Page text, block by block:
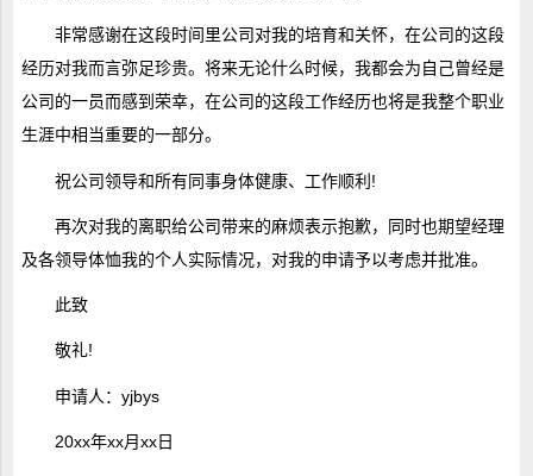
非常感谢在这段时间里公司对我的培育和关怀，在公司的这段
经历对我而言弥足珍贵。将来无论什么时候，我都会为自己曾经是
公司的一员而感到荣幸，在公司的这段工作经历也将是我整个职业
生涯中相当重要的一部分。
祝公司领导和所有同事身体健康、工作顺利!
再次对我的离职给公司带来的麻烦表示抱歉，同时也期望经理
及各领导体恤我的个人实际情况，对我的申请予以考虑并批准。
此致
敬礼!
申请人：yjbys
20xx年xx月xx日